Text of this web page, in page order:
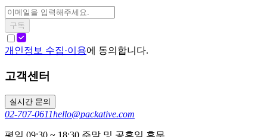
구독
개인정보 수집·이용에 동의합니다.
고객센터
실시간 문의
02-707-0611hello@packative.com